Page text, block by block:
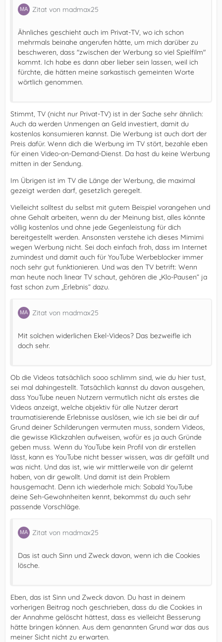
Zitat von madmax25
Ähnliches geschieht auch im Privat-TV, wo ich schon
mehrmals beinahe angerufen hätte, um mich darüber zu
beschweren, dass "zwischen der Werbung so viel Spielfilm"
kommt. Ich habe es dann aber lieber sein lassen, weil ich
fürchte, die hätten meine sarkastisch gemeinten Worte
wörtlich genommen.
Stimmt, TV (nicht nur Privat-TV) ist in der Sache sehr ähnlich:
Auch da werden Unmengen an Geld investiert, damit du
kostenlos konsumieren kannst. Die Werbung ist auch dort der
Preis dafür. Wenn dich die Werbung im TV stört, bezahle eben
für einen Video-on-Demand-Dienst. Da hast du keine Werbung
mitten in der Sendung.
Im Übrigen ist im TV die Länge der Werbung, die maximal
gezeigt werden darf, gesetzlich geregelt.
Vielleicht solltest du selbst mit gutem Beispiel vorangehen und
ohne Gehalt arbeiten, wenn du der Meinung bist, alles könnte
völlig kostenlos und ohne jede Gegenleistung für dich
bereitgestellt werden. Ansonsten verstehe ich dieses Mimimi
wegen Werbung nicht. Sei doch einfach froh, dass im Internet
zumindest und damit auch für YouTube Werbeblocker immer
noch sehr gut funktionieren. Und was den TV betrift: Wenn
man heute noch linear TV schaut, gehören die „Klo-Pausen“ ja
fast schon zum „Erlebnis“ dazu.
Zitat von madmax25
Mit solchen widerlichen Ekel-Videos? Das bezweifle ich
doch sehr.
Ob die Videos tatsächlich sooo schlimm sind, wie du hier tust,
sei mal dahingestellt. Tatsächlich kannst du davon ausgehen,
dass YouTube neuen Nutzern vermutlich nicht als erstes die
Videos anzeigt, welche objektiv für alle Nutzer derart
traumatisierende Erlebnisse auslösen, wie ich sie bei dir auf
Grund deiner Schilderungen vermuten muss, sondern Videos,
die gewisse Klickzahlen aufweisen, wofür es ja auch Gründe
geben muss. Wenn du YouTube kein Profil von dir erstellen
lässt, kann es YouTube nicht besser wissen, was dir gefällt und
was nicht. Und das ist, wie wir mittlerweile von dir gelernt
haben, von dir gewollt. Und damit ist dein Problem
hausgemacht. Denn ich wiederhole mich: Sobald YouTube
deine Seh-Gewohnheiten kennt, bekommst du auch sehr
passende Vorschläge.
Zitat von madmax25
Das ist auch Sinn und Zweck davon, wenn ich die Cookies
lösche.
Eben, das ist Sinn und Zweck davon. Du hast in deinem
vorherigen Beitrag noch geschrieben, dass du die Cookies in
der Annahme gelöscht hättest, dass es vielleicht Besserung
hätte bringen können. Aus dem genannten Grund war das aus
meiner Sicht nicht zu erwarten.